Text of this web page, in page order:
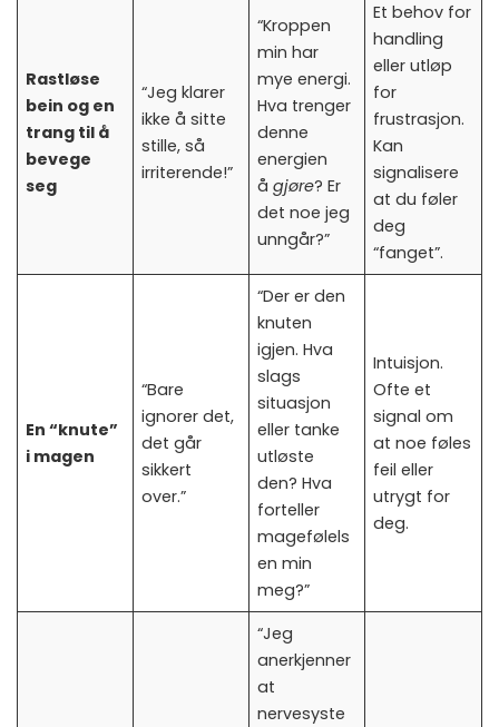
Rastløse
bein og en
trang til å
bevege
seg
“Jeg klarer
ikke å sitte
stille, så
irriterende!”
“Kroppen
min har
mye energi.
Hva trenger
denne
energien
ågjøre? Er
det noe jeg
unngår?”
Et behov for
handling
eller utløp
for
frustrasjon.
Kan
signalisere
at du føler
deg
“fanget”.
En “knute”
i magen
“Bare
ignorer det,
det går
sikkert
over.”
“Der er den
knuten
igjen. Hva
slags
situasjon
eller tanke
utløste
den? Hva
forteller
magefølels
en min
meg?”
Intuisjon.
Ofte et
signal om
at noe føles
feil eller
utrygt for
deg.
“Jeg
anerkjenner
at
nervesyste